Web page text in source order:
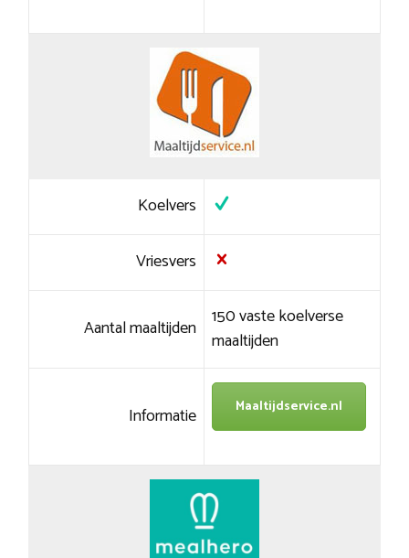
Koelvers
Vriesvers
Aantal maaltijden 150 vaste koelverse
maaltijden
Informatie Maaltijdservice.nl